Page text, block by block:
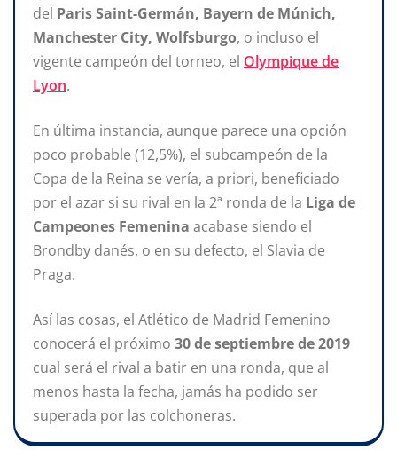
del Paris Saint-Germán, Bayern de Múnich,
Manchester City, Wolfsburgo, o incluso el
vigente campeón del torneo, el Olympique de
Lyon.
En última instancia, aunque parece una opción
poco probable (12,5%), el subcampeón de la
Copa de la Reina se vería, a priori, beneficiado
por el azar si su rival en la 2ª ronda de la Liga de
Campeones Femenina acabase siendo el
Brondby danés, o en su defecto, el Slavia de
Praga.
Así las cosas, el Atlético de Madrid Femenino
conocerá el próximo 30 de septiembre de 2019
cual será el rival a batir en una ronda, que al
menos hasta la fecha, jamás ha podido ser
superada por las colchoneras.